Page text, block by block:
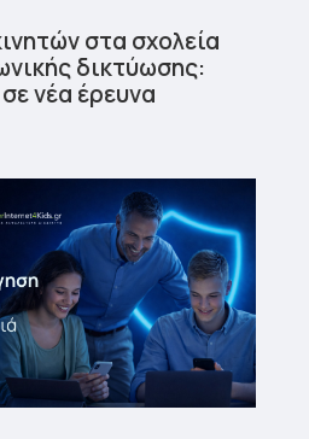
στα σχολεία
δικτύωσης:
νέα έρευνα